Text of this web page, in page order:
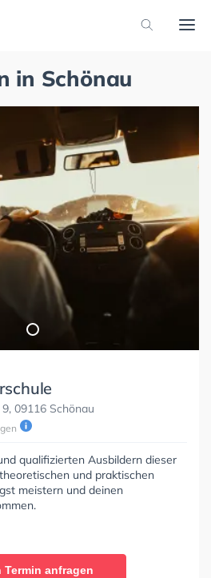
in Schönau
09116 Schönau
qualifizierten Ausbildern dieser
und praktischen
meistern und deinen
Termin anfragen